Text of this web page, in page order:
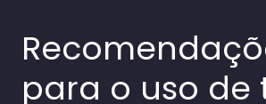
para o uso de